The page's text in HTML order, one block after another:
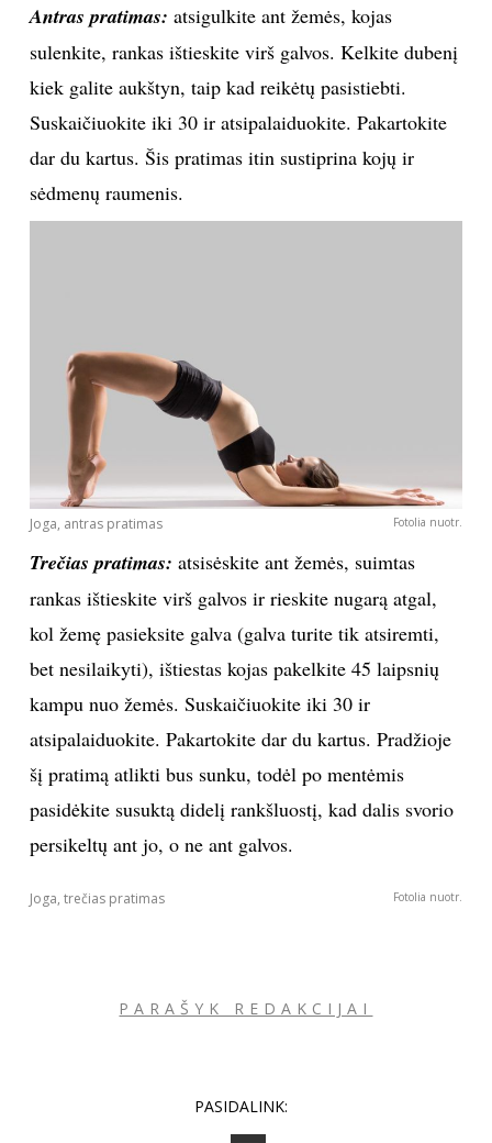
Antras pratimas: atsigulkite ant žemės, kojas
sulenkite, rankas ištieskite virš galvos. Kelkite dubenį
kiek galite aukštyn, taip kad reikėtų pasistiebti.
Suskaičiuokite iki 30 ir atsipalaiduokite. Pakartokite
dar du kartus. Šis pratimas itin sustiprina kojų ir
sėdmenų raumenis.
Joga, antras pratimas Fotolia nuotr.
Trečias pratimas: atsisėskite ant žemės, suimtas
rankas ištieskite virš galvos ir rieskite nugarą atgal,
kol žemę pasieksite galva (galva turite tik atsiremti,
bet nesilaikyti), ištiestas kojas pakelkite 45 laipsnių
kampu nuo žemės. Suskaičiuokite iki 30 ir
atsipalaiduokite. Pakartokite dar du kartus. Pradžioje
šį pratimą atlikti bus sunku, todėl po mentėmis
pasidėkite susuktą didelį rankšluostį, kad dalis svorio
persikeltų ant jo, o ne ant galvos.
Joga, trečias pratimas Fotolia nuotr.
PARAŠYK REDAKCIJAI
PASIDALINK: